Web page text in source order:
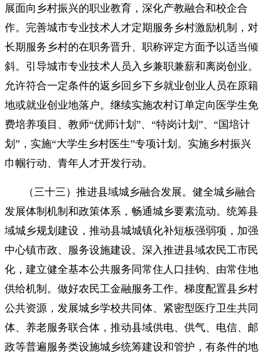
展面向乡村振兴的职业教育，深化产教融合和校企合
作。完善城市专业技术人才定期服务乡村激励机制，对
长期服务乡村的在职务晋升、职称评定方面予以适当倾
斜。引导城市专业技术人员入乡兼职兼薪和离岗创业。
允许符合一定条件的返乡回乡下乡就业创业人员在原籍
地或就业创业地落户。继续实施农村订单定向医学生免
费培养项目、教师“优师计划”、“特岗计划”、“国培计
划”，实施“大学生乡村医生”专项计划。实施乡村振兴
巾帼行动、青年人才开发行动。
（三十三）推进县域城乡融合发展。健全城乡融合
发展体制机制和政策体系，畅通城乡要素流动。统筹县
域城乡规划建设，推动县城城镇化补短板强弱项，加强
中心镇市政、服务设施建设。深入推进县域农民工市民
化，建立健全基本公共服务同常住人口挂钩、由常住地
供给机制。做好农民工金融服务工作。梯度配置县乡村
公共资源，发展城乡学校共同体、紧密型医疗卫生共同
体、养老服务联合体，推动县域供电、供气、电信、邮
政等普遍服务类设施城乡统筹建设和管护，有条件的地